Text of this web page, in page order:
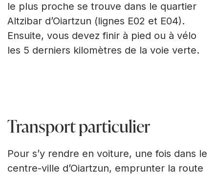
le plus proche se trouve dans le quartier
Altzibar d’Oiartzun (lignes E02 et E04).
Ensuite, vous devez finir à pied ou à vélo
les 5 derniers kilomètres de la voie verte.
Transport particulier
Pour s’y rendre en voiture, une fois dans le
centre-ville d’Oiartzun, emprunter la route